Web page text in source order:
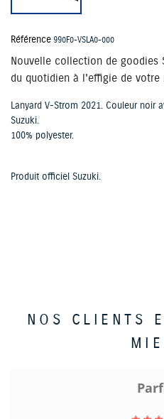
Référence 990F0-VSLA0-000
Nouvelle collection de goodies
du quotidien à l'effigie de votre
Lanyard V-Strom 2021. Couleur noir
Suzuki.
100% polyester.
Produit officiel Suzuki.
NOS CLIENTS